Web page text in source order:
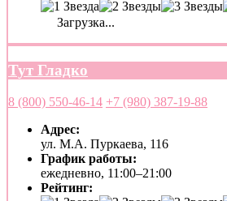
Загрузка...
Тут Гладко
8 (800) 550-46-14 +7 (980) 387-19-88
Адрес:
ул. М.А. Пуркаева, 116
График работы:
ежедневно, 11:00–21:00
Рейтинг: